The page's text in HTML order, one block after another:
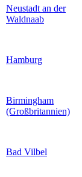
Neustadt an der
Waldnaab
Hamburg
Birmingham
(Großbritannien)
Bad Vilbel